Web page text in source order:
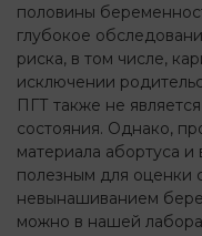
половины
глубокое
риска, в том числе,
исключении
ПГТ также не
состояния. Однако,
материала абортуса
полезным для оценки
невынашиванием
можно в нашей